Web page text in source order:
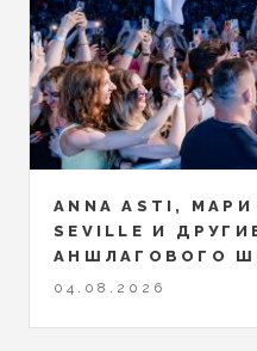
ANNA ASTI,
SEVILLE И
АНШЛАГОВОГО
04.08.2026